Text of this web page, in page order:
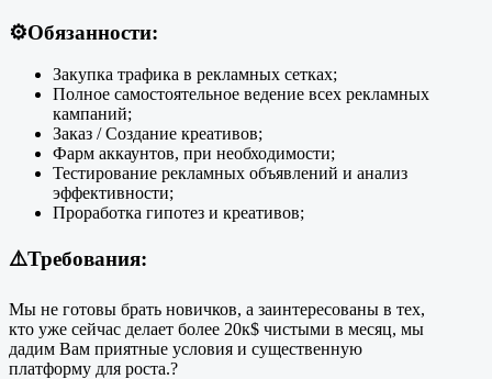
⚙️Обязанности:
Закупка трафика в рекламных сетках;
Полное самостоятельное ведение всех рекламных
кампаний;
Заказ / Создание креативов;
Фарм аккаунтов, при необходимости;
Тестирование рекламных объявлений и анализ
эффективности;
Проработка гипотез и креативов;
⚠️Требования:
Мы не готовы брать новичков, а заинтересованы в тех,
кто уже сейчас делает более 20к$ чистыми в месяц, мы
дадим Вам приятные условия и существенную
платформу для роста.?